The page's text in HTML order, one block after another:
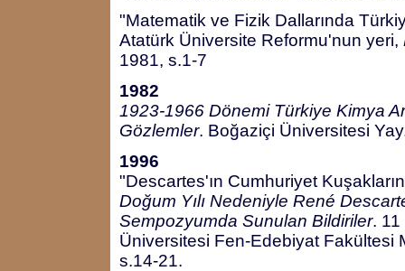
"Matematik ve Fizik Dallarında
Atatürk Üniversite Reformu'nun yeri,
1981, s.1-7
1982
1923-1966 Dönemi Türkiye Kimya
Gözlemler. Boğaziçi Üniversitesi
1996
"Descartes'ın Cumhuriyet
Doğum Yılı Nedeniyle René
Sempozyumda Sunulan Bildiriler. 11
Üniversitesi Fen-Edebiyat Fakültesi
s.14-21.